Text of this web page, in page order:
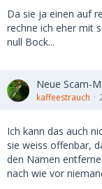
Da sie ja einen auf
rechne ich eher mit
null Bock...
Neue Scam-
kaffeestrauch
Ich kann das auch
sie weiss offenbar,
den Namen
nach wie vor